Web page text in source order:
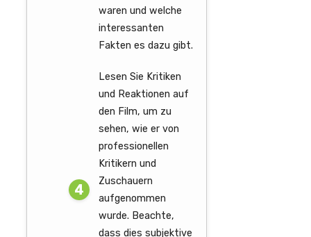
waren und welche
interessanten
Fakten es dazu gibt.
Lesen Sie Kritiken
und Reaktionen auf
den Film, um zu
sehen, wie er von
professionellen
Kritikern und
Zuschauern
aufgenommen
wurde. Beachte,
dass dies subjektive